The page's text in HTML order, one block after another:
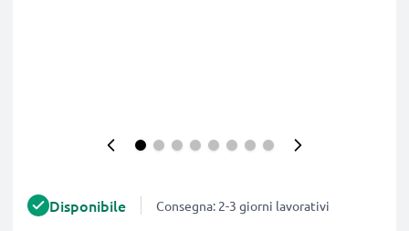
Disponibile Consegna: 2-3 giorni lavorativi